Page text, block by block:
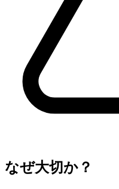
なぜ大切か？